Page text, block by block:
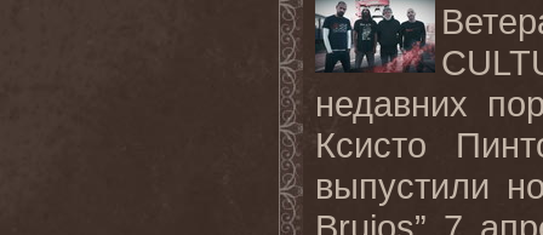
недавних
Ксисто
выпустили